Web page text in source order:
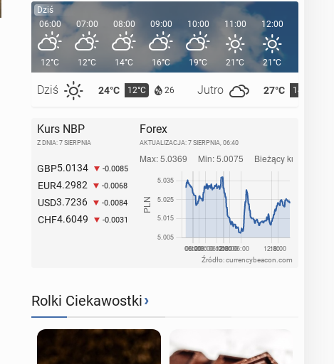
Dziś
06:00
12°C
Dziś 24°C 12°C 26 Jutro 27°C 14°C
07:00
12°C
08:00
14°C
09:00
16°C
10:00
19°C
11:00
21°C
12:00
21°C
Kurs NBP
Z DNIA: 7 SIERPNIA
GBP5.0134 -0.0085
EUR4.2982 -0.0068
USD3.7236 -0.0084
CHF4.6049 -0.0031
Forex
AKTUALIZACJA: 7 SIERPNIA, 06:40
Źródło: currencybeacon.com
Rolki Ciekawostki›